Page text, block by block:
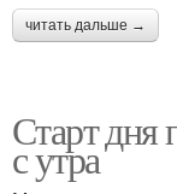
читать дальше →
Старт дня
с утра